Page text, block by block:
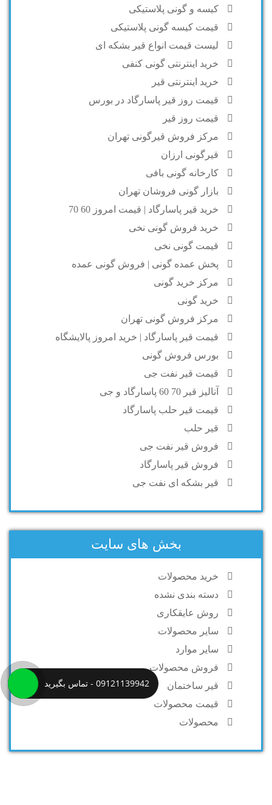
کیسه و گونی پلاستیکی
قیمت کیسه گونی پلاستیکی
لیست قیمت انواع قیر بشکه ای
خرید اینترنتی گونی کنفی
خرید اینترنتی قیر
قیمت روز قیر پاسارگاد در بورس
قیمت روز قیر
مرکز فروش قیرگونی تهران
قیرگونی ارزان
کارخانه گونی بافی
بازار گونی فروشان تهران
خرید قیر پاسارگاد | قیمت امروز 60 70
خرید فروش گونی نخی
قیمت گونی نخی
پخش عمده گونی | فروش گونی عمده
مرکز خرید گونی
خرید گونی
مرکز فروش گونی تهران
قیمت قیر پاسارگاد | خرید امروز پالایشگاه
بورس فروش گونی
قیمت قیر نفت جی
آنالیز قیر 70 60 پاسارگاد و جی
قیمت قیر حلب پاسارگاد
قیر حلب
فروش قیر نفت جی
فروش قیر پاسارگاد
قیر بشکه ای نفت جی
بخش های سایت
خرید محصولات
دسته بندی نشده
روش عایقکاری
سایر محصولات
سایر موارد
فروش محصولات
قیر ساختمان
قیمت محصولات
محصولات
09121139942 - تماس بگیرید